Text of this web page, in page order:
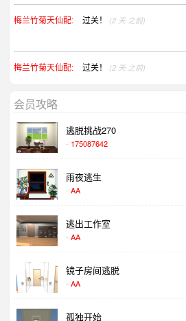
梅兰竹菊天仙配: 过关！ (2 天 之前)
梅兰竹菊天仙配: 过关！ (2 天 之前)
会员攻略
逃脱挑战270
- 175087642
雨夜逃生
- AA
逃出工作室
- AA
镜子房间逃脱
- AA
孤独开始